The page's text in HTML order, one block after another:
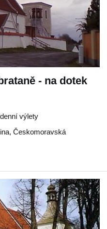
- na dotek
výlety
, Českomoravská